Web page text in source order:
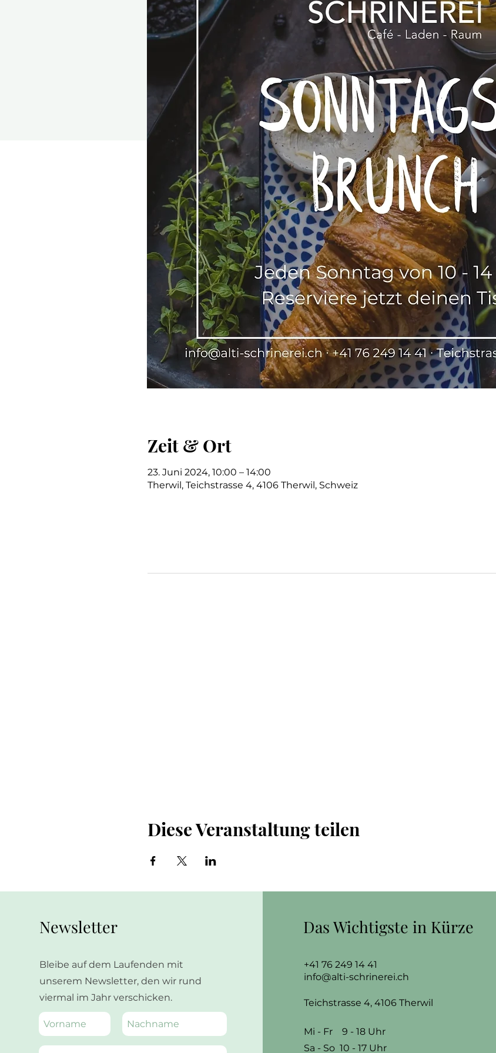
Zeit & Ort
23. Juni 2024, 10:00 – 14:00
Therwil, Teichstrasse 4, 4106 Therwil, Schweiz
Diese Veranstaltung teilen
Newsletter
Bleibe auf dem Laufenden mit
unserem Newsletter, den wir rund
viermal im Jahr verschicken.
Das Wichtigste in Kürze
+41 76 249 14 41
info@alti-schrinerei.ch
Teichstrasse 4, 4106 Therwil
Mi - Fr 9 - 18 Uhr
​Sa - So 10 - 17 Uhr